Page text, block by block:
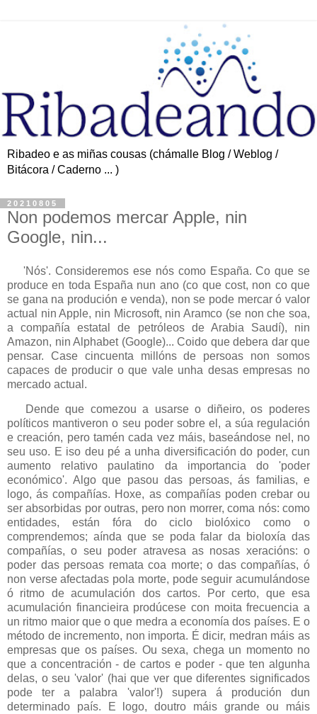
Ribadeo e as miñas cousas (chámalle Blog / Weblog /
Bitácora / Caderno ... )
20210805
Non podemos mercar Apple, nin
Google, nin...
'Nós'. Consideremos ese nós como España. Co que se
produce en toda España nun ano (co que cost, non co que
se gana na produción e venda), non se pode mercar ó valor
actual nin Apple, nin Microsoft, nin Aramco (se non che soa,
a compañía estatal de petróleos de Arabia Saudí), nin
Amazon, nin Alphabet (Google)... Coido que debera dar que
pensar. Case cincuenta millóns de persoas non somos
capaces de producir o que vale unha desas empresas no
mercado actual.
Dende que comezou a usarse o diñeiro, os poderes
políticos mantiveron o seu poder sobre el, a súa regulación
e creación, pero tamén cada vez máis, baseándose nel, no
seu uso. E iso deu pé a unha diversificación do poder, cun
aumento relativo paulatino da importancia do 'poder
económico'. Algo que pasou das persoas, ás familias, e
logo, ás compañías. Hoxe, as compañías poden crebar ou
ser absorbidas por outras, pero non morrer, coma nós: como
entidades, están fóra do ciclo biolóxico como o
comprendemos; aínda que se poda falar da bioloxía das
compañías, o seu poder atravesa as nosas xeracións: o
poder das persoas remata coa morte; o das compañías, ó
non verse afectadas pola morte, pode seguir acumulándose
ó ritmo de acumulación dos cartos. Por certo, que esa
acumulación financieira prodúcese con moita frecuencia a
un ritmo maior que o que medra a economía dos países. E o
método de incremento, non importa. É dicir, medran máis as
empresas que os países. Ou sexa, chega un momento no
que a concentración - de cartos e poder - que ten algunha
delas, o seu 'valor' (hai que ver que diferentes significados
pode ter a palabra 'valor'!) supera á produción dun
determinado país. E logo, doutro máis grande ou máis